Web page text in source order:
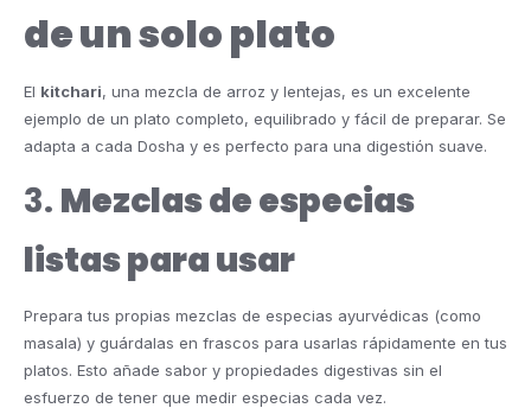
de un solo plato
El kitchari, una mezcla de arroz y lentejas, es un excelente
ejemplo de un plato completo, equilibrado y fácil de preparar. Se
adapta a cada Dosha y es perfecto para una digestión suave.
3. Mezclas de especias
listas para usar
Prepara tus propias mezclas de especias ayurvédicas (como
masala) y guárdalas en frascos para usarlas rápidamente en tus
platos. Esto añade sabor y propiedades digestivas sin el
esfuerzo de tener que medir especias cada vez.